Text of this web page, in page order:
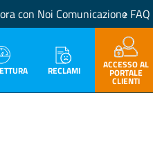
con Noi Comunicazione FAQ
RECLAMI ACCESSO AL
PORTALE
CLIENTI